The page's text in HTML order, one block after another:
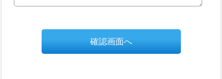
確認画面へ